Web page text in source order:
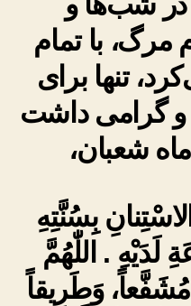
مرگ، با تمام
تنها برای
و گرامی داشت
شعبان،
بِسُنَّتِهِ
لَدَيْهِ . اللّٰهُمَّ
وَطَرِيقاً